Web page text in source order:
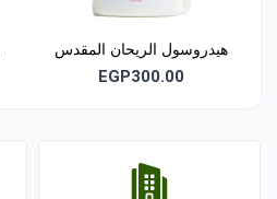
هيدروسول الريحان المقدس
العضوي
EGP300.00